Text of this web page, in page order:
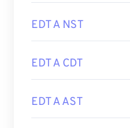
EDT A NST
EDT A CDT
EDT A AST